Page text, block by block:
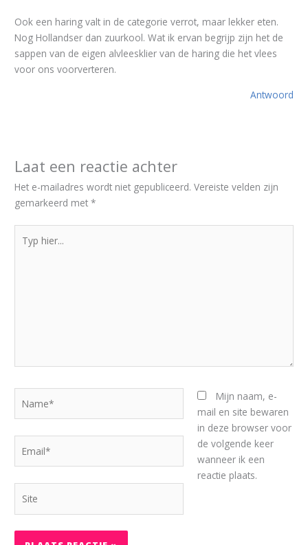
Ook een haring valt in de categorie verrot, maar lekker eten.
Nog Hollandser dan zuurkool. Wat ik ervan begrijp zijn het de
sappen van de eigen alvleesklier van de haring die het vlees
voor ons voorverteren.
Antwoord
Laat een reactie achter
Het e-mailadres wordt niet gepubliceerd. Vereiste velden zijn
gemarkeerd met*
hier...
Mijn naam, e-
mail en site bewaren
in deze browser voor
de volgende keer
wanneer ik een
reactie plaats.